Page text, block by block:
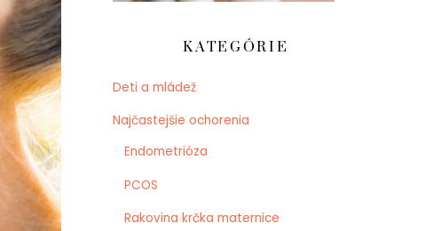
KATEGÓRIE
Deti a mládež
Najčastejšie ochorenia
Endometrióza
PCOS
Rakovina krčka maternice